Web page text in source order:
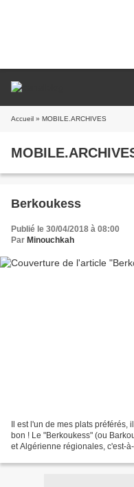
Accueil » MOBILE.ARCHIVES
Berkoukess
Publié le 30/04/2018 à 08:00
Par Minouchkah
Il est l'un de mes plats préférés,
bon ! Le "Berkoukess" (ou
et Algérienne régionales, c'est-